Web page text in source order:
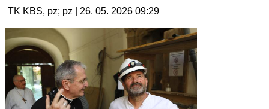
TK KBS, pz; pz | 26. 05. 2026 09:29